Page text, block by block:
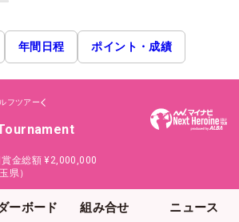
年間日程 ポイント・成績
フツアー
賞金総額 ¥2,000,000
県）
ーボード 組み合せ ニュース